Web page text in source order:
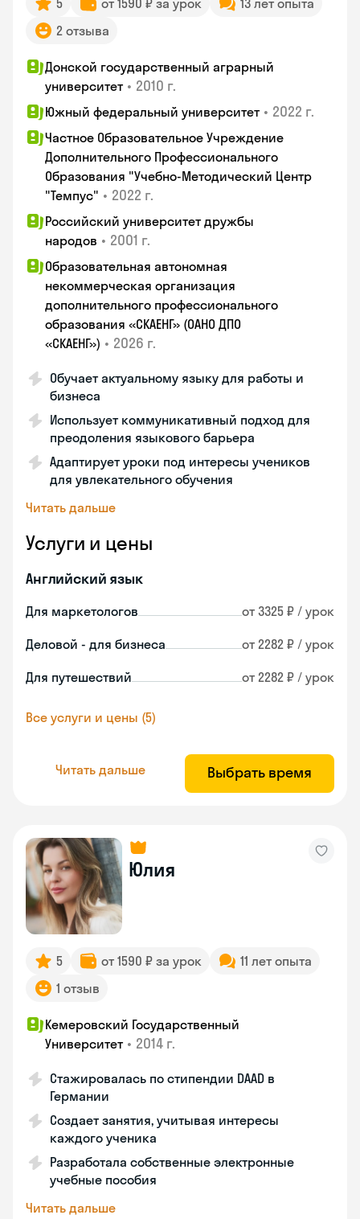
5 от 1590 ₽ за урок
13 лет опыта
2 отзыва
Донской государственный аграрный
университет • 2010 г.
Южный федеральный университет • 2022 г.
Частное Образовательное Учреждение
Дополнительного Профессионального
Образования "Учебно-Методический Центр
"Темпус" • 2022 г.
Российский университет дружбы
народов • 2001 г.
Образовательная автономная
некоммерческая организация
дополнительного профессионального
образования «СКАЕНГ» (ОАНО ДПО
«СКАЕНГ») • 2026 г.
Обучает актуальному языку для работы и
бизнеса
Использует коммуникативный подход для
преодоления языкового барьера
Адаптирует уроки под интересы учеников
для увлекательного обучения
Читать дальше
Услуги и цены
Английский язык
Для маркетологов от 3325 ₽ / урок
Деловой - для бизнеса от 2282 ₽ / урок
Для путешествий от 2282 ₽ / урок
Все услуги и цены (5)
Читать дальше Выбрать время
Юлия
5 от 1590 ₽ за урок
11 лет опыта
1 отзыв
Кемеровский Государственный
Университет • 2014 г.
Стажировалась по стипендии DAAD в
Германии
Создает занятия, учитывая интересы
каждого ученика
Разработала собственные электронные
учебные пособия
Читать дальше